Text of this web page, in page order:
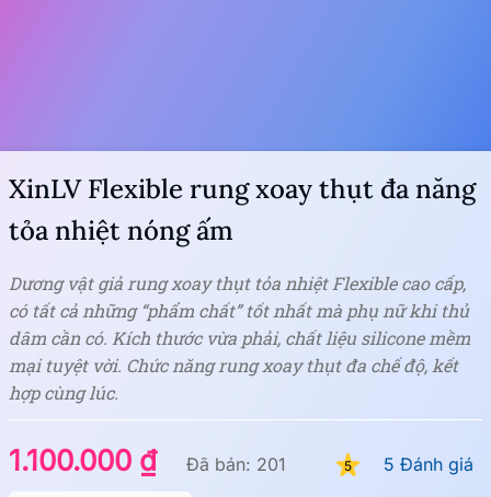
1.100.000 ₫ Đã bán: 201 5 5 Đánh giá
XinLV Flexible rung xoay thụt đa năng
tỏa nhiệt nóng ấm
Dương vật giả rung xoay thụt tỏa nhiệt Flexible cao cấp,
có tất cả những “phẩm chất” tốt nhất mà phụ nữ khi thủ
dâm cần có. Kích thước vừa phải, chất liệu silicone mềm
mại tuyệt vời. Chức năng rung xoay thụt đa chế độ, kết
hợp cùng lúc.